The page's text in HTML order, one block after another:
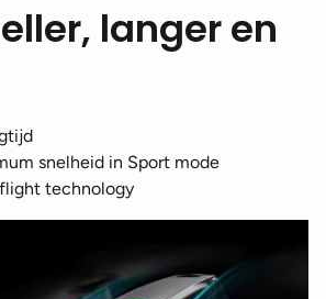
langer en
snelheid in Sport mode
technology